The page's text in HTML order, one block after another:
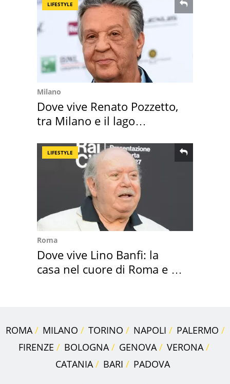
LIFESTYLE
Milano
Dove vive Renato Pozzetto,
tra Milano e il lago
LIFESTYLE
Roma
Dove vive Lino Banfi: la
casa nel cuore di Roma e i
ROMA MILANO TORINO NAPOLI
PALERMO
FIRENZE
BOLOGNA GENOVA
VERONA
CATANIA
BARI PADOVA